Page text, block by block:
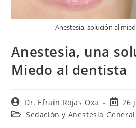
Anestesia, solución al
Anestesia, una
Miedo al dentista
Dr. Efrain Rojas Oxa
26
Sedación y Anestesia General